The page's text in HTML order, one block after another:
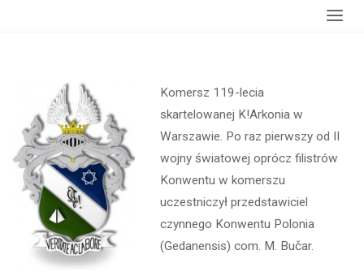
Komersz 119-lecia
skartelowanej K!Arkonia w
Warszawie. Po raz pierwszy od II
wojny światowej oprócz filistrów
Konwentu w komerszu
uczestniczył przedstawiciel
czynnego Konwentu Polonia
(Gedanensis) com. M. Bučar.